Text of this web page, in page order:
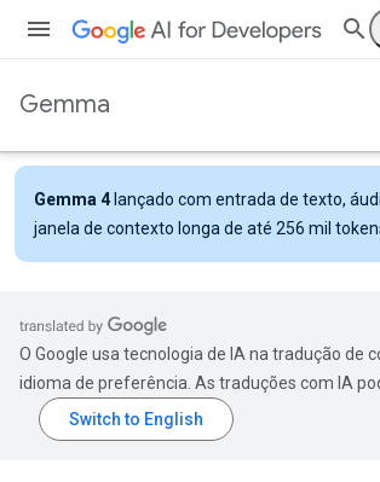
Gemma
Gemma 4 lançado com entrada de texto,
janela de contexto longa de até 256 mil
O Google usa tecnologia de IA na tradução de
idioma de preferência. As traduções com IA